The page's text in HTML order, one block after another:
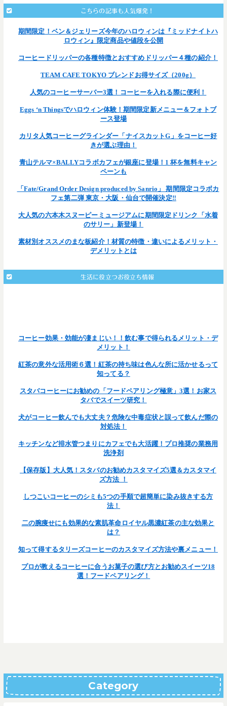
こちらの記事も人気爆発！
期間限定！ベン＆ジェリーズ今年のハロウィンは『ミッドナイトハ
ロウィン』限定商品や値段を公開
コーヒードリッパーの各種特徴とおすすめドリッパー４種の紹介！
TEAM CAFE TOKYO ブレンドお得サイズ（200g）
人気のコーヒーサーバー3選！コーヒーを入れる際に便利！
Eggs ‘n Thingsでハロウィン体験！期間限定新メニュー＆フォトブ
ース登場
カリタ人気コーヒーグラインダー「ナイスカットG」をコーヒー好
きが選ぶ理由！
青山テルマ×BALLYコラボカフェが銀座に登場！1 杯を無料キャン
ペーンも
「Fate/Grand Order Design produced by Sanrio」 期間限定コラボカ
フェ第二弾 東京・大阪・仙台で開催決定‼
大人気の六本木スヌーピーミュージアムに期間限定ドリンク「水着
のサリー」新登場！
素材別オススメのまな板紹介！材質の特徴・違いによるメリット・
デメリットとは
生活に役立つお役立ち情報
コーヒー効果・効能が凄まじい！！飲む事で得られるメリット・デ
メリット！
紅茶の意外な活用術６選！紅茶の持ち味は色んな所に活かせるって
知ってる？
スタバコーヒーにお勧めの「フードペアリング極意」3選！お家ス
タバでスイーツ研究！
犬がコーヒー飲んでも大丈夫？危険な中毒症状と誤って飲んだ際の
対処法！
キッチンなど排水管つまりにカフェでも大活躍！プロ推奨の業務用
洗浄剤
【保存版】大人気！スタバのお勧めカスタマイズ5選＆カスタマイ
ズ方法 ！
しつこいコーヒーのシミも5つの手順で超簡単に染み抜きする方
法！
二の腕痩せにも効果的な素肌革命ロイヤル黒濃紅茶の主な効果と
は？
知って得するタリーズコーヒーのカスタマイズ方法や裏メニュー！
プロが教えるコーヒーに合うお菓子の選び方とお勧めスイーツ18
選！フードペアリング！
Category